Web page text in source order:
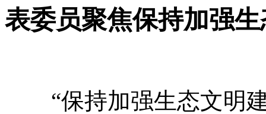
表委员聚焦保持加强
“保持加强生态文明建